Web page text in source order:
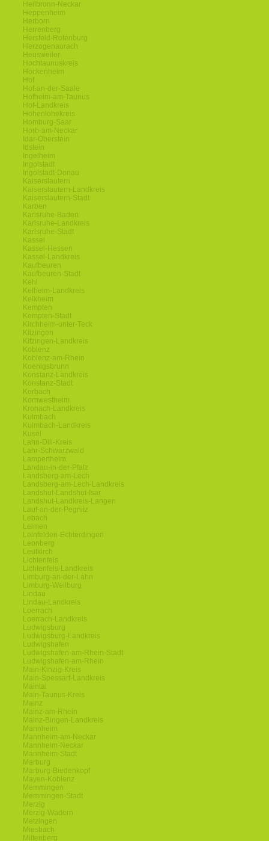
Heilbronn-Neckar
Heppenheim
Herborn
Herrenberg
Hersfeld-Rotenburg
Herzogenaurach
Heusweiler
Hochtaunuskreis
Hockenheim
Hof
Hof-an-der-Saale
Hofheim-am-Taunus
Hof-Landkreis
Hohenlohekreis
Homburg-Saar
Horb-am-Neckar
Idar-Oberstein
Idstein
Ingelheim
Ingolstadt
Ingolstadt-Donau
Kaiserslautern
Kaiserslautern-Landkreis
Kaiserslautern-Stadt
Karben
Karlsruhe-Baden
Karlsruhe-Landkreis
Karlsruhe-Stadt
Kassel
Kassel-Hessen
Kassel-Landkreis
Kaufbeuren
Kaufbeuren-Stadt
Kehl
Kelheim-Landkreis
Kelkheim
Kempten
Kempten-Stadt
Kirchheim-unter-Teck
Kitzingen
Kitzingen-Landkreis
Koblenz
Koblenz-am-Rhein
Koenigsbrunn
Konstanz-Landkreis
Konstanz-Stadt
Korbach
Kornwestheim
Kronach-Landkreis
Kulmbach
Kulmbach-Landkreis
Kusel
Lahn-Dill-Kreis
Lahr-Schwarzwald
Lampertheim
Landau-in-der-Pfalz
Landsberg-am-Lech
Landsberg-am-Lech-Landkreis
Landshut-Landshut-Isar
Landshut-Landkreis-Langen
Lauf-an-der-Pegnitz
Lebach
Leimen
Leinfelden-Echterdingen
Leonberg
Leutkirch
Lichtenfels
Lichtenfels-Landkreis
Limburg-an-der-Lahn
Limburg-Weilburg
Lindau
Lindau-Landkreis
Loerrach
Loerrach-Landkreis
Ludwigsburg
Ludwigsburg-Landkreis
Ludwigshafen
Ludwigshafen-am-Rhein-Stadt
Ludwigshafen-am-Rhein
Main-Kinzig-Kreis
Main-Spessart-Landkreis
Maintal
Main-Taunus-Kreis
Mainz
Mainz-am-Rhein
Mainz-Bingen-Landkreis
Mannheim
Mannheim-am-Neckar
Mannheim-Neckar
Mannheim-Stadt
Marburg
Marburg-Biedenkopf
Mayen-Koblenz
Memmingen
Memmingen-Stadt
Merzig
Merzig-Wadern
Metzingen
Miesbach
Miltenberg